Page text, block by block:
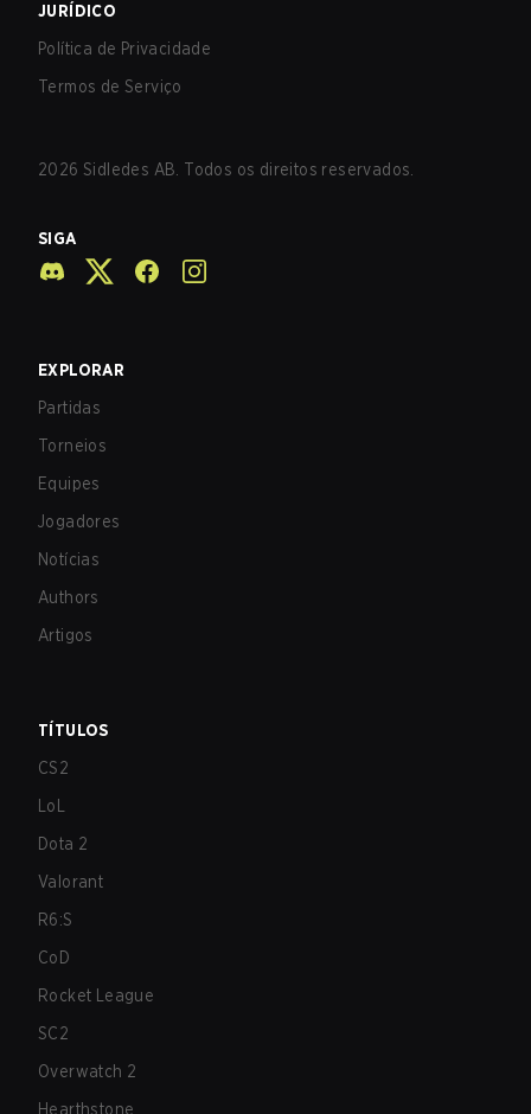
JURÍDICO
Política de Privacidade
Termos de Serviço
2026 Sidledes AB. Todos os direitos reservados.
SIGA
EXPLORAR
Partidas
Torneios
Equipes
Jogadores
Notícias
Authors
Artigos
TÍTULOS
CS2
LoL
Dota 2
Valorant
R6:S
CoD
Rocket League
SC2
Overwatch 2
Hearthstone